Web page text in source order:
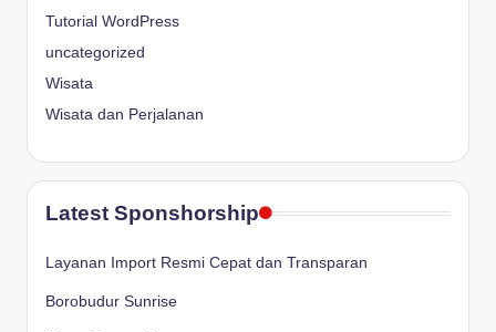
Tutorial WordPress
uncategorized
Wisata
Wisata dan Perjalanan
Latest Sponshorship
Layanan Import Resmi Cepat dan Transparan
Borobudur Sunrise